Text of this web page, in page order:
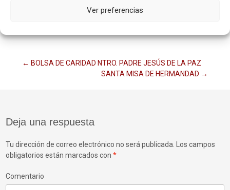
Ver preferencias
Navegación
entradas
← BOLSA DE CARIDAD NTRO. PADRE JESÚS DE LA PAZ
SANTA MISA DE HERMANDAD →
Deja una respuesta
Tu dirección de correo electrónico no será publicada. Los campos
obligatorios están marcados con*
Comentario